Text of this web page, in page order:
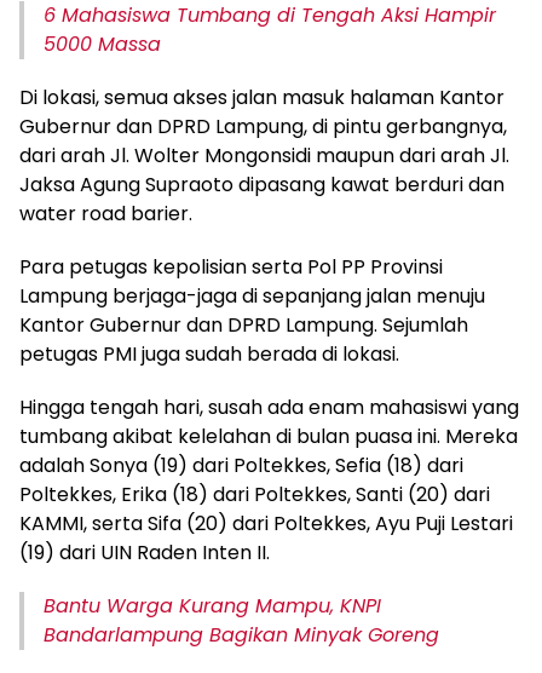
6 Mahasiswa Tumbang di Tengah Aksi Hampir
5000 Massa
Di lokasi, semua akses jalan masuk halaman Kantor
Gubernur dan DPRD Lampung, di pintu gerbangnya,
dari arah Jl. Wolter Mongonsidi maupun dari arah Jl.
Jaksa Agung Supraoto dipasang kawat berduri dan
water road barier.
Para petugas kepolisian serta Pol PP Provinsi
Lampung berjaga-jaga di sepanjang jalan menuju
Kantor Gubernur dan DPRD Lampung. Sejumlah
petugas PMI juga sudah berada di lokasi.
Hingga tengah hari, susah ada enam mahasiswi yang
tumbang akibat kelelahan di bulan puasa ini. Mereka
adalah Sonya (19) dari Poltekkes, Sefia (18) dari
Poltekkes, Erika (18) dari Poltekkes, Santi (20) dari
KAMMI, serta Sifa (20) dari Poltekkes, Ayu Puji Lestari
(19) dari UIN Raden Inten II.
Bantu Warga Kurang Mampu, KNPI
Bandarlampung Bagikan Minyak Goreng